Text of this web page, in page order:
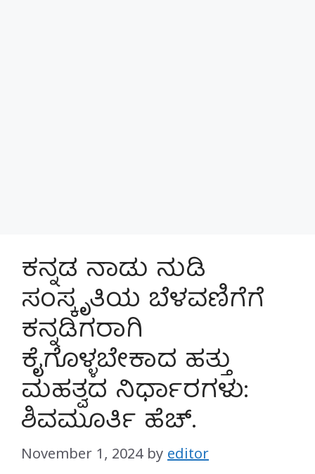
ಕನ್ನಡ ನಾಡು ನುಡಿ
ಸಂಸ್ಕೃತಿಯ ಬೆಳವಣಿಗೆಗೆ
ಕನ್ನಡಿಗರಾಗಿ
ಕೈಗೊಳ್ಳಬೇಕಾದ ಹತ್ತು
ಮಹತ್ವದ ನಿರ್ಧಾರಗಳು:
ಶಿವಮೂರ್ತಿ ಹೆಚ್.
November 1, 2024 by editor